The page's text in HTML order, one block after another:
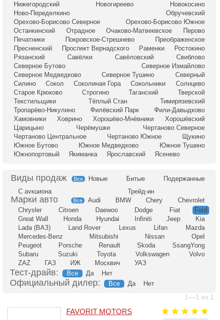
Нижегородский
Новогиреево
Новокосино
Ново-Переделкино
Обручевский
Орехово-Борисово Северное
Орехово-Борисово Южное
Останкинский
Отрадное Очаково-Матвеевское
Перово
Печатники
Покровское-Стрешнево
Преображенское
Пресненский
Проспект Вернадского Раменки
Ростокино
Рязанский
Савёлки Савёловский
Свиблово
Северное Бутово
Северное Измайлово
Северное Медведково
Северное Тушино
Северный
Силино
Сокол Соколиная Гора Сокольники
Солнцево
Старое Крюково
Строгино Таганский
Тверской
Текстильщики
Тёплый Стан
Тимирязевский
Тропарёво-Никулино
Филёвский Парк
Фили-Давыдково
Хамовники
Ховрино Хорошёво-Мнёвники
Хорошёвский
Царицыно
Черёмушки
Чертаново Северное
Чертаново Центральное
Чертаново Южное
Щукино
Южное Бутово
Южное Медведково
Южное Тушино
Южнопортовый
Якиманка Ярославский Ясенево
Все Новые Битые
Подержанные
С аукциона
Трейд-ин
Все Audi BMW Chery
Chevrolet
Chrysler
Citroen Daewoo Dodge Fiat
Ford
Great Wall
Honda Hyundai Infiniti Jeep
Kia
Lada (ВАЗ)
Land Rover Lexus Lifan
Mazda
Mercedes-Benz
Mitsubishi Nissan
Opel
Peugeot
Porsche Renault Skoda
SsangYong
Subaru
Suzuki Toyota Volkswagen
Volvo
ZAZ
ГАЗ ИЖ Москвич УАЗ
Тест-драйв: Все Да Нет
Официальный дилер: Все Да Нет
1—1 из 1.
FAVORIT MOTORS